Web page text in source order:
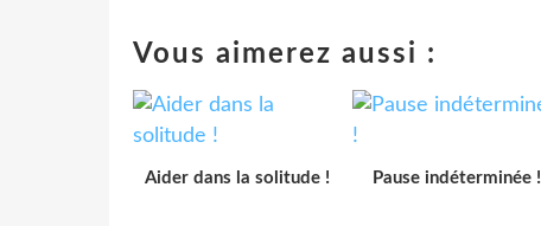
Vous aimerez aussi :
Aider dans la solitude ! Pause indéterminée !